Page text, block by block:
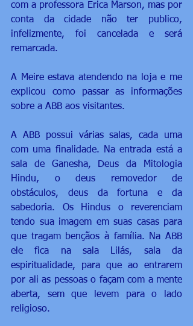
com a professora Erica Marson, mas por
conta da cidade não ter publico,
infelizmente, foi cancelada e será
remarcada.
A Meire estava atendendo na loja e me
explicou como passar as informações
sobre a ABB aos visitantes.
A ABB possui várias salas, cada uma
com uma finalidade. Na entrada está a
sala de Ganesha, Deus da Mitologia
Hindu, o deus removedor de
obstáculos, deus da fortuna e da
sabedoria. Os Hindus o reverenciam
tendo sua imagem em suas casas para
que tragam bençãos à família. Na ABB
ele fica na sala Lilás, sala da
espiritualidade, para que ao entrarem
por ali as pessoas o façam com a mente
aberta, sem que levem para o lado
religioso.